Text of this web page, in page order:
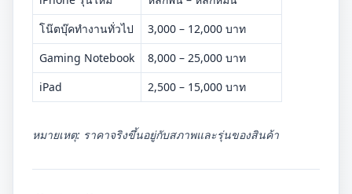
โน๊ตบุ๊คทำงานทั่วไป
3,000 – 12,000 บาท
Gaming Notebook
8,000 – 25,000 บาท
iPad
2,500 – 15,000 บาท
หมายเหตุ: ราคาจริงขึ้นอยู่กับสภาพและรุ่นของสินค้า